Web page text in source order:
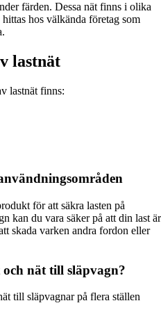
färden. Dessa nät finns i olika
hos välkända företag som
lastnät
lastnät finns:
för att säkra lasten på
kan du vara säker på att din last är
skada varken andra fordon eller
nät till släpvagn?
till släpvagnar på flera ställen